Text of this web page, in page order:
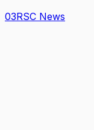
03RSC News